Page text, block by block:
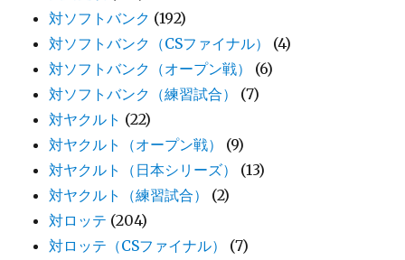
対ソフトバンク (192)
対ソフトバンク（CSファイナル）
(4)
対ソフトバンク（オープン戦）
(6)
対ソフトバンク（練習試合）
(7)
対ヤクルト (22)
対ヤクルト（オープン戦）
(9)
対ヤクルト（日本シリーズ）
(13)
対ヤクルト（練習試合）
(2)
対ロッテ (204)
対ロッテ（CSファイナル）
(7)